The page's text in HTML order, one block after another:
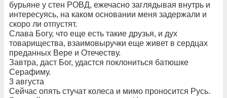
бурьяне у стен РОВД, ежечасно заглядывая внутрь и
интересуясь, на каком основании меня задержали и
скоро ли отпустят.
Слава Богу, что еще есть такие друзья, и дух
товарищества, взаимовыручки еще живет в сердцах
преданных Вере и Отечеству.
Завтра, даст Бог, удастся поклониться батюшке
Серафиму.
3 августа
Сейчас опять стучат колеса и мимо проносится Русь.